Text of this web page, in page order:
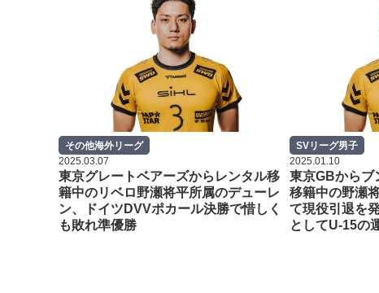
その他海外リーグ
2025.03.07
東京グレートベアーズからレンタル移
籍中のリベロ野瀬将平所属のデューレ
ン、ドイツDVVポカール決勝で惜しく
も敗れ準優勝
SVリーグ男子
2025.01.10
東京GBからブ
移籍中の野瀬
て現役引退を
としてU-15の